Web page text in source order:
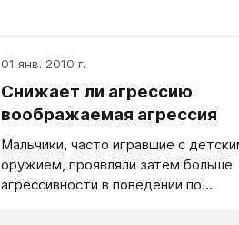
01 янв. 2010 г.
Снижает ли агрессию
воображаемая агрессия
Мальчики, часто игравшие с
оружием, проявляли затем больше
агрессивности в поведении по